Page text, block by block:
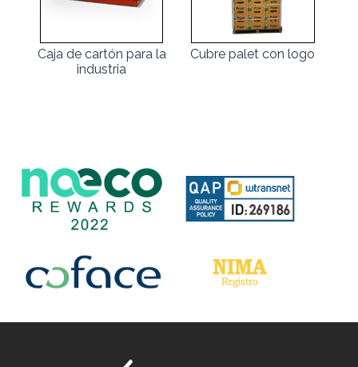
Caja de cartón para la
industria
Cubre palet con logo